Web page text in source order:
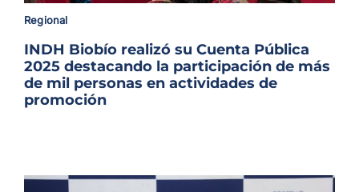
Regional
INDH Biobío realizó su Cuenta Pública
2025 destacando la participación de más
de mil personas en actividades de
promoción